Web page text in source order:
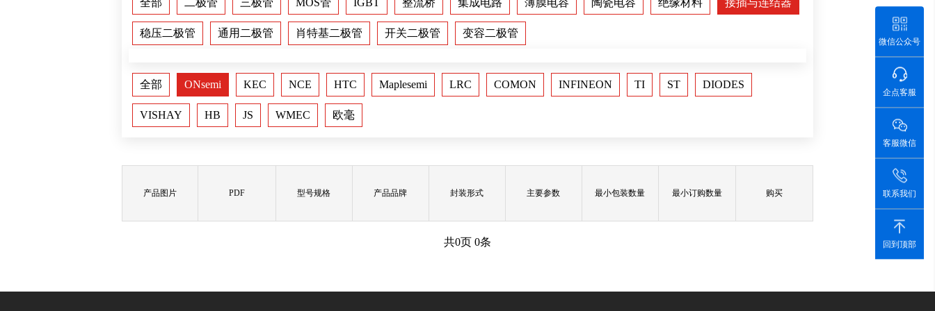
全部 二极管 三极管 MOS管 IGBT 整流桥 集成电路 薄膜电容 陶瓷电容 绝缘材料 接插与连结器
稳压二极管 通用二极管 肖特基二极管 开关二极管 变容二极管
全部 ONsemi KEC NCE HTC Maplesemi LRC COMON INFINEON TI ST DIODES
VISHAY HB JS WMEC 欧毫
产品图片 PDF 型号规格 产品品牌 封装形式 主要参数 最小包装数量 最小订购数量 购买
共0页 0条
微信公众号
企点客服
客服微信
联系我们
回到顶部